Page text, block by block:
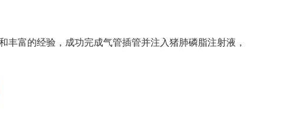
富的经验，成功完成气管插管并注入猪肺磷脂注射液，